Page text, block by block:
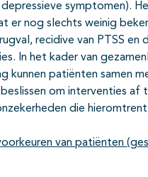
symptomen).
er nog slechts weinig
recidive van PTSS en
In het kader van
kunnen patiënten samen
om interventies af
die
van patiënten